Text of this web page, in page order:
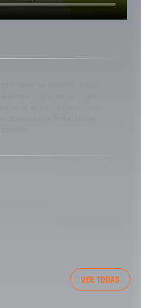
VER TODAS
CF 04/03/26